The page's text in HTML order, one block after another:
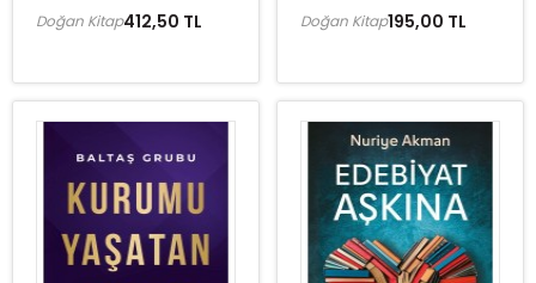
412,50 TL
Doğan Kitap 195,00 TL
Doğan Kitap